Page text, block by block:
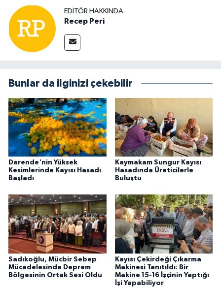
EDITÖR HAKKINDA
Recep Peri
Bunlar da ilginizi çekebilir
Darende'nin Yüksek
Kesimlerinde Kayısı Hasadı
Başladı
Kaymakam Sungur Kayısı
Hasadında Üreticilerle
Buluştu
Sadıkoğlu, Mücbir Sebep
Mücadelesinde Deprem
Bölgesinin Ortak Sesi Oldu
Kayısı Çekirdeği Çıkarma
Makinesi Tanıtıldı: Bir
Makine 15-16 İşçinin Yaptığı
İşi Yapabiliyor